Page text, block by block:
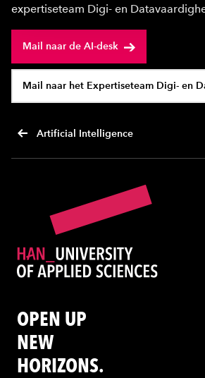
onscookiestatement.
expertiseteam Digi- en
Mail naar de AI-desk
Mail naar het Expertiseteam Digi- en
Artificial Intelligence
OPEN UP
NEW
HORIZONS.